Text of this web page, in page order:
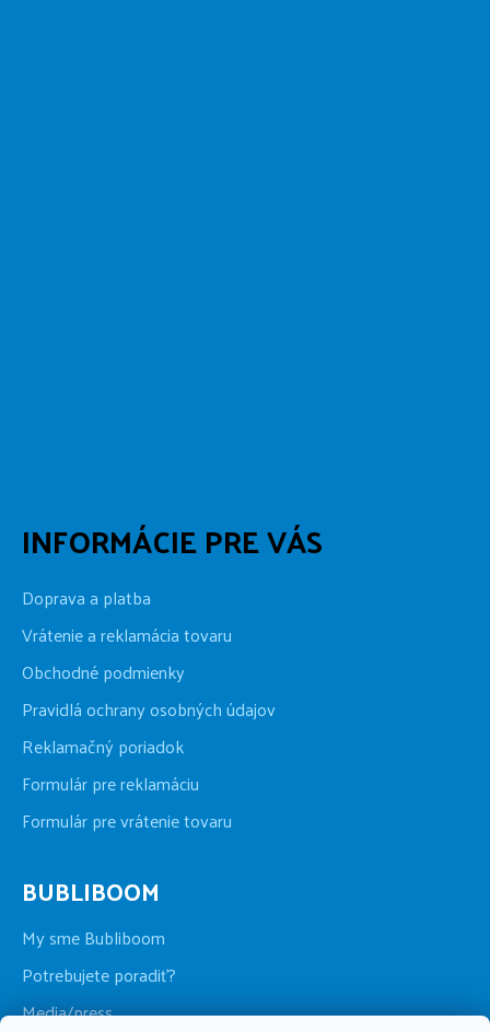
INFORMÁCIE PRE VÁS
Doprava a platba
Vrátenie a reklamácia tovaru
Obchodné podmienky
Pravidlá ochrany osobných údajov
Reklamačný poriadok
Formulár pre reklamáciu
Formulár pre vrátenie tovaru
BUBLIBOOM
My sme Bubliboom
Potrebujete poradiť?
Media/press